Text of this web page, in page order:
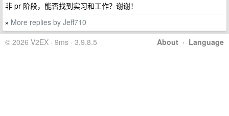
非 pr 阶段，能否找到实习和工作？谢谢！
» More replies by Jeff710
About · Language
© 2026 V2EX · 9ms · 3.9.8.5